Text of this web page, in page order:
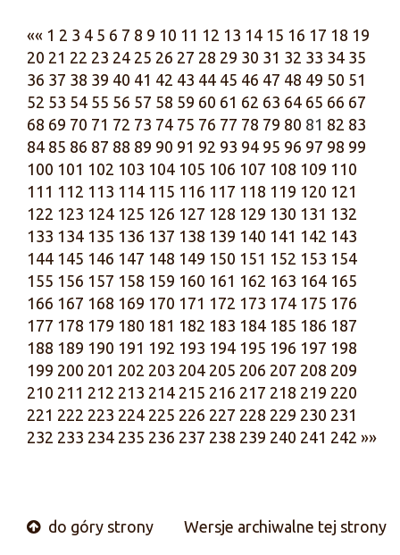
«« 1 2 3 4 5 6 7 8 9 10 11 12 13 14 15 16 17 18 19
20 21 22 23 24 25 26 27 28 29 30 31 32 33 34 35
36 37 38 39 40 41 42 43 44 45 46 47 48 49 50 51
52 53 54 55 56 57 58 59 60 61 62 63 64 65 66 67
68 69 70 71 72 73 74 75 76 77 78 79 80 81 82 83
84 85 86 87 88 89 90 91 92 93 94 95 96 97 98 99
100 101 102 103 104 105 106 107 108 109 110
111 112 113 114 115 116 117 118 119 120 121
122 123 124 125 126 127 128 129 130 131 132
133 134 135 136 137 138 139 140 141 142 143
144 145 146 147 148 149 150 151 152 153 154
155 156 157 158 159 160 161 162 163 164 165
166 167 168 169 170 171 172 173 174 175 176
177 178 179 180 181 182 183 184 185 186 187
188 189 190 191 192 193 194 195 196 197 198
199 200 201 202 203 204 205 206 207 208 209
210 211 212 213 214 215 216 217 218 219 220
221 222 223 224 225 226 227 228 229 230 231
232 233 234 235 236 237 238 239 240 241 242 »»
Wersje archiwalne tej strony
do góry strony